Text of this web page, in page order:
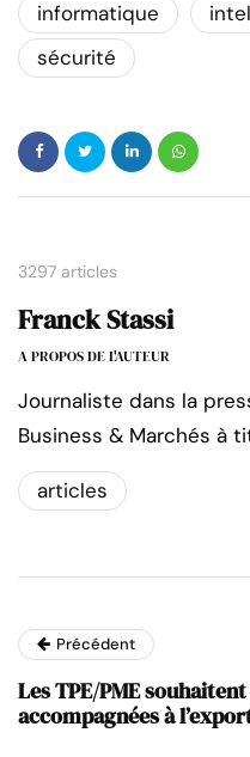
informatique
sécurité
3297 articles
Franck Stassi
A PROPOS DE L'AUTEUR
Journaliste dans la
Business & Marchés à
articles
Précédent
Les TPE/PME
accompagnées à